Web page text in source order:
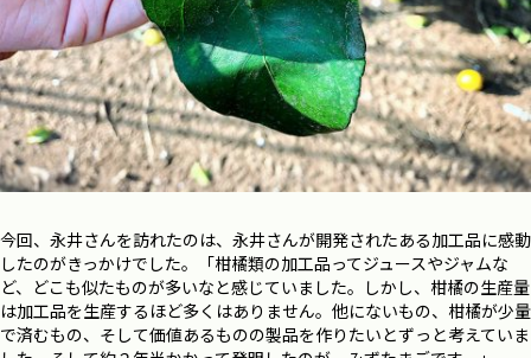
今回、永井さんを訪れたのは、永井さんが開発されたある加工品に感動
したのがきっかけでした。「柑橘類の加工品ってジュースやジャムな
ど、どこも似たものが多いなと感じていました。しかし、柑橘の生産量
は加工品を生産するほど多くはありません。他にないもの、柑橘が少量
で済むもの、そして価値あるものの製品を作りたいとずっと考えていま